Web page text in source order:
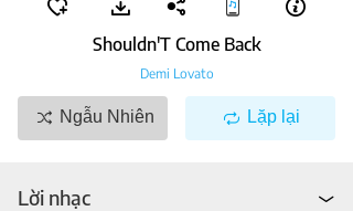
Shouldn'T Come Back
Demi Lovato
Ngẫu Nhiên Lặp lại
Lời nhạc